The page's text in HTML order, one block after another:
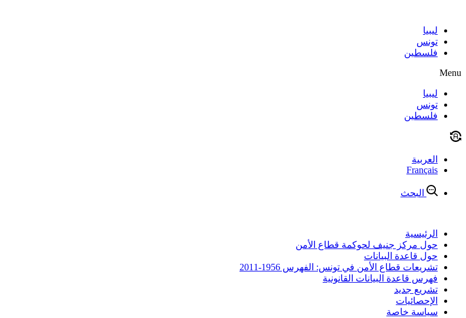
contentليبيا
تونس
فلسطين
Menu
ليبيا
تونس
فلسطين
العربية
Français
البحث
الرئيسية
حول مركز جنيف لحوكمة قطاع الأمن
حول قاعدة البيانات
تشريعات قطاع الأمن في تونس: الفهرس 1956-2011
فهرس قاعدة البيانات القانونية
تشريع جديد
الإحصائيات
سياسة خاصة